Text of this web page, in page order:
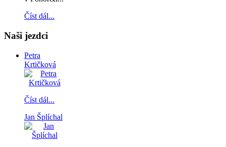
Číst dál...
Naši jezdci
Petra
Krtičková
Číst dál...
Jan Šplíchal